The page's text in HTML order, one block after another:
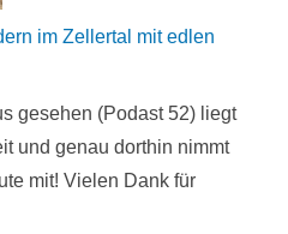
im Zellertal mit edlen
gesehen (Podast 52) liegt
und genau dorthin nimmt
mit! Vielen Dank für